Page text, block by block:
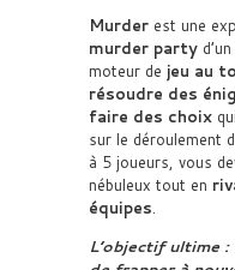
Murder est une
murder party
moteur de jeu au
résoudre des
faire des choix
sur le déroulement
à 5 joueurs, vous
nébuleux tout en
équipes.
L’objectif ultime :